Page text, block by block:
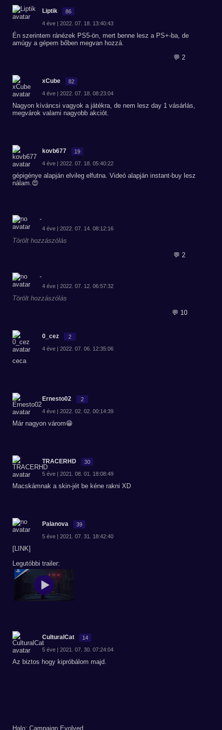
Liptik 86
4 éve | 2022. 07. 18. 13:40:43
Én szerintem ránézek PS5-ön, mert benne lesz a PS+-ba, de
amúgy a gépem bőben megvan hozzá.
💬 2
xCube 82
4 éve | 2022. 07. 18. 08:23:04
Nagyon kíváncsi vagyok a játékra, de nem lesz day 1 vásárlás,
megvárok valami nagyobb akciót.
kovb677 19
4 éve | 2022. 07. 18. 05:40:22
gépigénye alapján elvileg elfutna. Videó alapján instant-buy lesz
nálam.😍
-
4 éve | 2022. 07. 14. 08:12:16
Törölt hozzászólás
💬 2
-
4 éve | 2022. 07. 12. 06:57:32
Törölt hozzászólás
💬 10
0_cez 2
4 éve | 2022. 07. 06. 12:35:06
ceca
Ernesto02 2
4 éve | 2022. 02. 02. 00:14:39
Már nagyon várom😁
TRACERHD 30
5 éve | 2021. 08. 01. 18:08:49
Macskámnak a skin-jét be kéne rakni XD
Palanova 39
5 éve | 2021. 07. 31. 18:42:40
[LINK]
Legutóbbi trailer:
CulturalCat 14
5 éve | 2021. 07. 30. 07:24:04
Az biztos hogy kipróbálom majd.
Halo: Campaign Evolved